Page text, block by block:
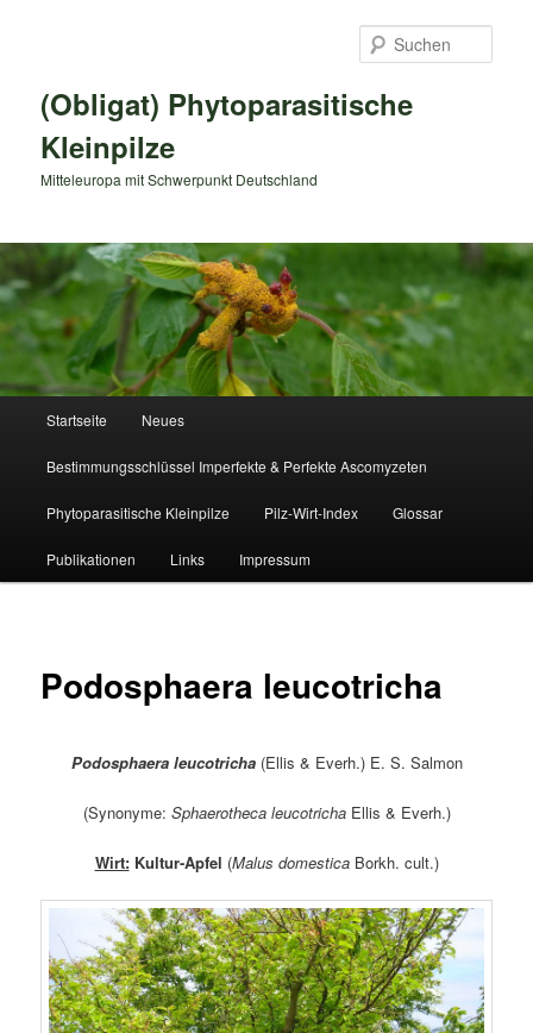
(Obligat) Phytoparasitische
Kleinpilze
Mitteleuropa mit Schwerpunkt Deutschland
Startseite Neues
Bestimmungsschlüssel Imperfekte & Perfekte Ascomyzeten
Phytoparasitische Kleinpilze Pilz-Wirt-Index Glossar
Publikationen Links Impressum
Podosphaera leucotricha
Podosphaera leucotricha(Ellis & Everh.) E. S. Salmon
(Synonyme: Sphaerotheca leucotrichaEllis & Everh.)
Wirt:Kultur-Apfel (Malus domesticaBorkh. cult.)